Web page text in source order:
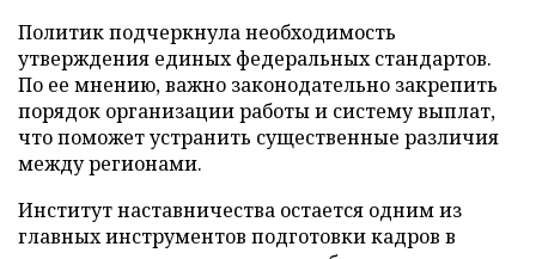
Политик подчеркнула необходимость
утверждения единых федеральных стандартов.
По ее мнению, важно законодательно закрепить
порядок организации работы и систему выплат,
что поможет устранить существенные различия
между регионами.
Институт наставничества остается одним из
главных инструментов подготовки кадров в